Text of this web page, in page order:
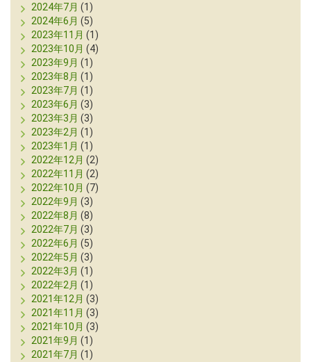
2024年7月 (1)
2024年6月 (5)
2023年11月 (1)
2023年10月 (4)
2023年9月 (1)
2023年8月 (1)
2023年7月 (1)
2023年6月 (3)
2023年3月 (3)
2023年2月 (1)
2023年1月 (1)
2022年12月 (2)
2022年11月 (2)
2022年10月 (7)
2022年9月 (3)
2022年8月 (8)
2022年7月 (3)
2022年6月 (5)
2022年5月 (3)
2022年3月 (1)
2022年2月 (1)
2021年12月 (3)
2021年11月 (3)
2021年10月 (3)
2021年9月 (1)
2021年7月 (1)